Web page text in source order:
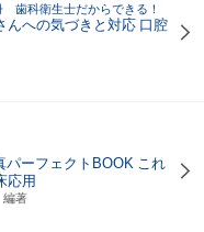
歯科衛生士だからできる！
んへの気づきと対応 口腔
パーフェクトBOOK これ
応用
編著